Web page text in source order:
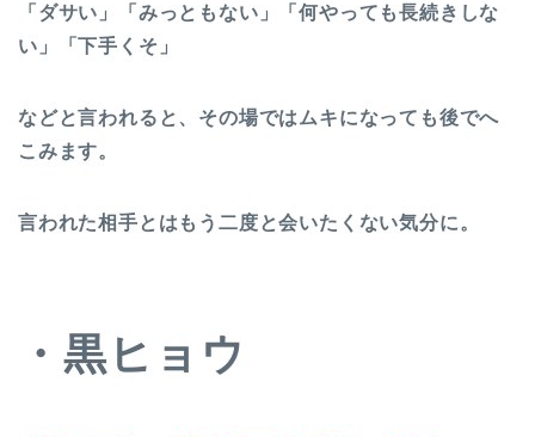
「ダサい」「みっともない」「何やっても長続きしな
い」「下手くそ」
などと言われると、その場ではムキになっても後でへ
こみます。
言われた相手とはもう二度と会いたくない気分に。
・黒ヒョウ